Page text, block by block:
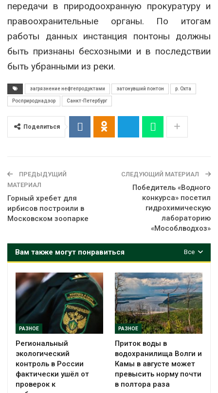
передачи в природоохранную прокуратуру и
правоохранительные органы. По итогам
работы данных инстанция понтоны должны
быть признаны бесхозными и в последствии
быть убранными из реки.
загрязнение нефтепродуктами затонувший понтон р. Охта
Росприроднадзор Санкт-Петербург
Поделиться
ПРЕДЫДУЩИЙ
МАТЕРИАЛ
Горный хребет для
ирбисов построили в
Московском зоопарке
СЛЕДУЮЩИЙ МАТЕРИАЛ
Победитель «Водного
конкурса» посетил
гидрохимическую
лабораторию
«Мособлводхоз»
Все
Вам также могут понравиться
РАЗНОЕ
Региональный
экологический
контроль в России
фактически ушёл от
проверок к
РАЗНОЕ
Приток воды в
водохранилища Волги и
Камы в августе может
превысить норму почти
в полтора раза